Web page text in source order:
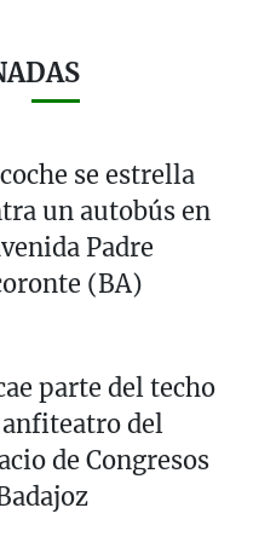
se estrella
un autobús en
Padre
(BA)
parte del techo
del
de Congresos